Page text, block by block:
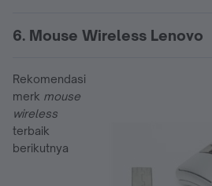
6. Mouse Wireless Lenovo
Rekomendasi
merk mouse
wireless
terbaik
berikutnya